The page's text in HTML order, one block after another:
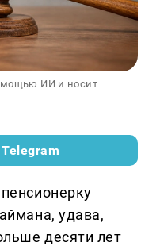
ИИ и носит
Telegram
удава,
десяти лет